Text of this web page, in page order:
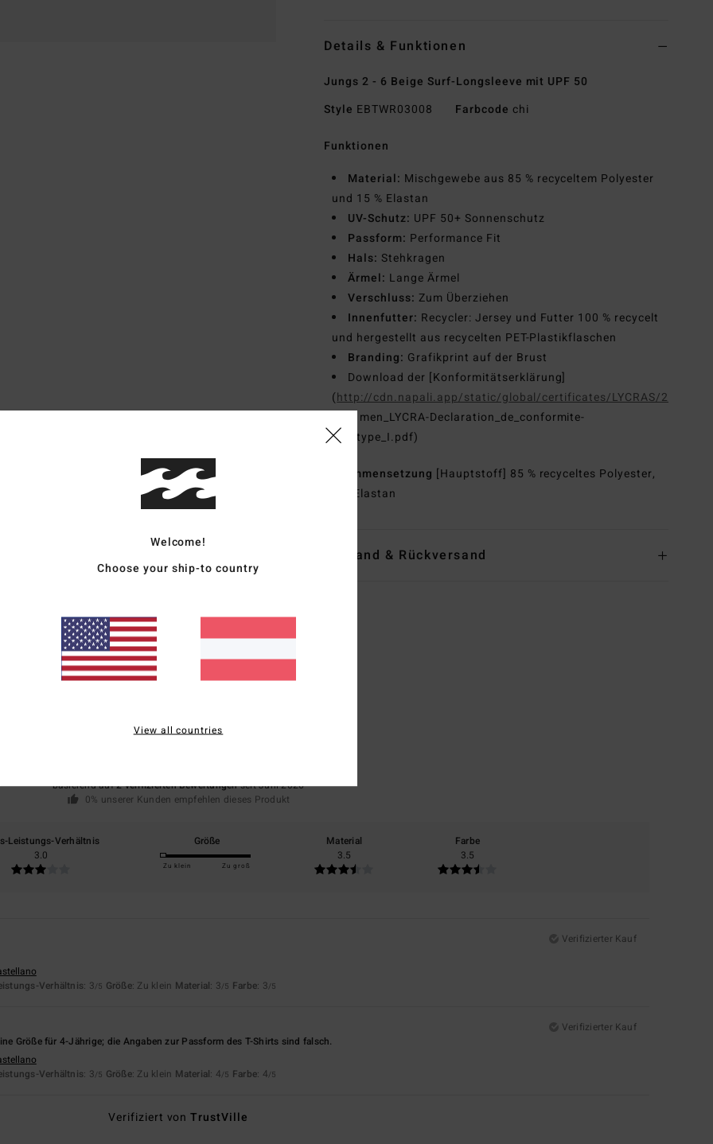
Details & Funktionen
Jungs 2 - 6 Beige Surf-Longsleeve mit UPF 50
Style EBTWR03008 Farbcode chi
Funktionen
Material: Mischgewebe aus 85 % recyceltem Polyester
und 15 % Elastan
UV-Schutz: UPF 50+ Sonnenschutz
Passform: Performance Fit
Hals: Stehkragen
Ärmel: Lange Ärmel
Verschluss: Zum Überziehen
Innenfutter: Recycler: Jersey und Futter 100 % recycelt
und hergestellt aus recycelten PET-Plastikflaschen
Branding: Grafikprint auf der Brust
Download der [Konformitätserklärung]
(http://cdn.napali.app/static/global/certificates/LYCRAS/261-
men_LYCRA-Declaration_de_conformite-
EPI_type_I.pdf)
Zusammensetzung [Hauptstoff] 85 % recyceltes Polyester,
15 % Elastan
Versand & Rückversand
1.0/5
basierend auf2 verifizierten Bewertungenseit Juni 2026
0% unserer Kunden empfehlen dieses Produkt
Leistungs-Verhältnis
3.0
Größe
Zu klein Zu groß
Material
3.5
Farbe
3.5
Verifizierter Kauf
Verhältnis: 3/5 Größe: Zu klein Material: 3/5 Farbe: 3/5
Verifizierter Kauf
Größe für 4-Jährige; die Angaben zur Passform des T-Shirts sind falsch.
Verhältnis: 3/5 Größe: Zu klein Material: 4/5 Farbe: 4/5
Verifiziert vonTrustVille
Welcome!
Choose your ship-to country
View all countries